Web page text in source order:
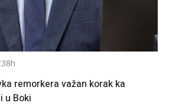
remorkera važan korak ka
u Boki